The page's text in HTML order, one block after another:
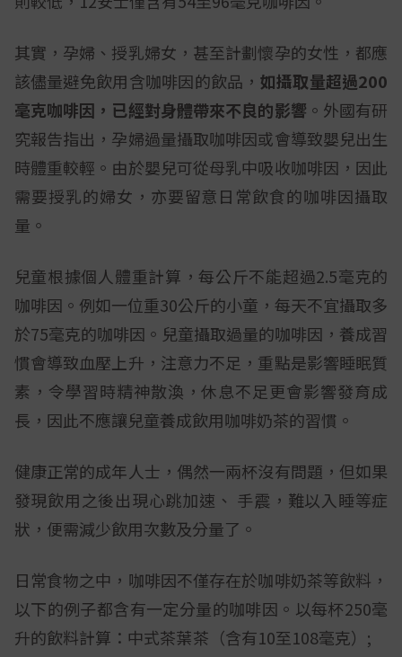
其實，孕婦、授乳婦女，甚至計劃懷孕的女性，都應
該儘量避免飲用含咖啡因的飲品， 如攝取量超過200
毫克咖啡因，已經對身體帶來不良的影響 。外國有研
究報告指出，孕婦過量攝取咖啡因或會導致嬰兒出生
時體重較輕。由於嬰兒可從母乳中吸收咖啡因，因此
需要授乳的婦女，亦要留意日常飲食的咖啡因攝取
量。
兒童根據個人體重計算，每公斤不能超過2.5毫克的
咖啡因。例如一位重30公斤的小童，每天不宜攝取多
於75毫克的咖啡因。兒童攝取過量的咖啡因，養成習
慣會導致血壓上升，注意力不足，重點是影響睡眠質
素，令學習時精神散渙，休息不足更會影響發育成
長，因此不應讓兒童養成飲用咖啡奶茶的習慣。
健康正常的成年人士，偶然一兩杯沒有問題，但如果
發現飲用之後出現心跳加速、 手震，難以入睡等症
狀，便需減少飲用次數及分量了。
日常食物之中，咖啡因不僅存在於咖啡奶茶等飲料，
以下的例子都含有一定分量的咖啡因。以每杯250毫
升的飲料計算：中式茶葉茶（含有10至108毫克）;